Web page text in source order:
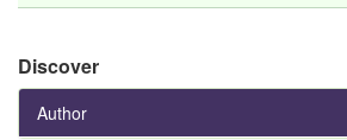
Discover
Author